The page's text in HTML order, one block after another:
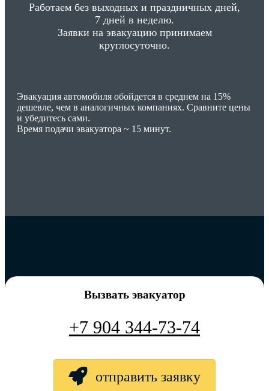
Работаем без выходных и праздничных дней,
7 дней в неделю.
Заявки на эвакуацию принимаем
круглосуточно.
Эвакуация автомобиля обойдется в среднем на 15%
дешевле, чем в аналогичных компаниях. Сравните цены
и убедитесь сами.
Время подачи эвакуатора ~ 15 минут.
Вызвать эвакуатор
+7 904 344-73-74
отправить заявку